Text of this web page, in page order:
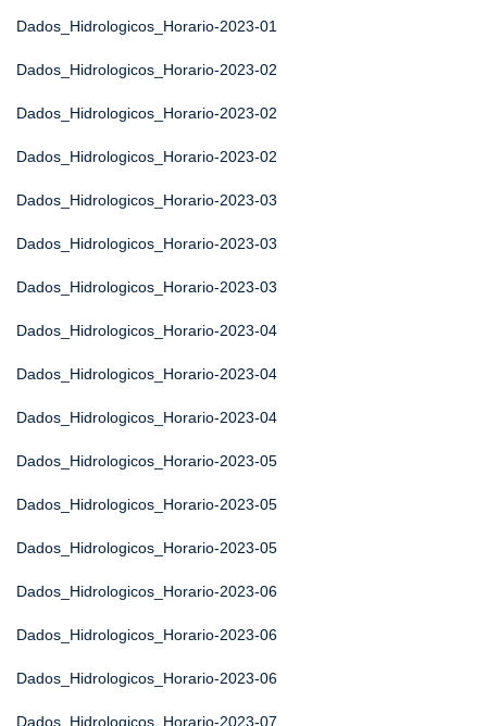
Dados_Hidrologicos_Horario-2023-01
Dados_Hidrologicos_Horario-2023-02
Dados_Hidrologicos_Horario-2023-02
Dados_Hidrologicos_Horario-2023-02
Dados_Hidrologicos_Horario-2023-03
Dados_Hidrologicos_Horario-2023-03
Dados_Hidrologicos_Horario-2023-03
Dados_Hidrologicos_Horario-2023-04
Dados_Hidrologicos_Horario-2023-04
Dados_Hidrologicos_Horario-2023-04
Dados_Hidrologicos_Horario-2023-05
Dados_Hidrologicos_Horario-2023-05
Dados_Hidrologicos_Horario-2023-05
Dados_Hidrologicos_Horario-2023-06
Dados_Hidrologicos_Horario-2023-06
Dados_Hidrologicos_Horario-2023-06
Dados_Hidrologicos_Horario-2023-07